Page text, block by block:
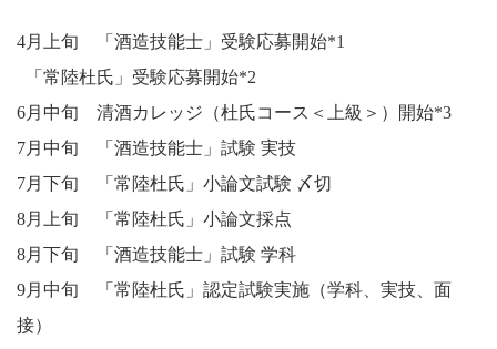
4月上旬 「酒造技能士」受験応募開始*1
「常陸杜氏」受験応募開始*2
6月中旬 清酒カレッジ（杜氏コース＜上級＞）開始*3
7月中旬 「酒造技能士」試験 実技
7月下旬 「常陸杜氏」小論文試験 〆切
8月上旬 「常陸杜氏」小論文採点
8月下旬 「酒造技能士」試験 学科
9月中旬 「常陸杜氏」認定試験実施（学科、実技、面
接）